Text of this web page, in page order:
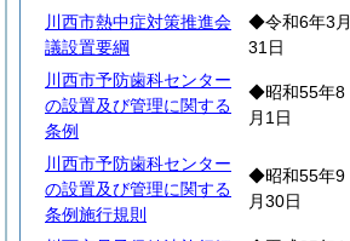
川西市熱中症対策推進会
議設置要綱
◆令和6年3月
31日
川西市予防歯科センター
の設置及び管理に関する
条例
◆昭和55年8
月1日
川西市予防歯科センター
の設置及び管理に関する
条例施行規則
◆昭和55年9
月30日